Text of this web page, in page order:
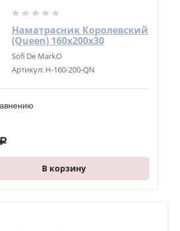
Наматрасник Королевский
(Queen) 160х200х30
Sofi De MarkO
Артикул: Н-160-200-QN
a
В корзину